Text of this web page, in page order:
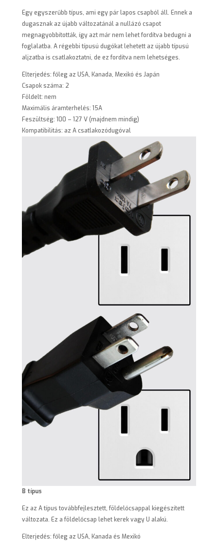
Egy egyszerűbb típus, ami egy pár lapos csapból áll. Ennek a
dugasznak az újabb változatánál a nullázó csapot
megnagyobbították, így azt már nem lehet fordítva bedugni a
foglalatba. A régebbi típusú dugókat lehetett az újabb típusú
aljzatba is csatlakoztatni, de ez fordítva nem lehetséges.
Elterjedés: főleg az USA, Kanada, Mexikó és Japán
Csapok száma: 2
Földelt: nem
Maximális áramterhelés: 15A
Feszültség: 100 – 127 V (majdnem mindig)
Kompatibilitás: az A csatlakozódugóval
B típus
Ez az A típus továbbfejlesztett, földelőcsappal kiegészített
változata. Ez a földelőcsap lehet kerek vagy U alakú.
Elterjedés: főleg az USA, Kanada és Mexikó